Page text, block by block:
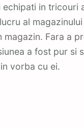
in tricouri
al
magazin. Fara a
a fost pur si
vorba cu ei.